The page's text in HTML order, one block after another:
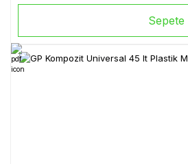
Sepete